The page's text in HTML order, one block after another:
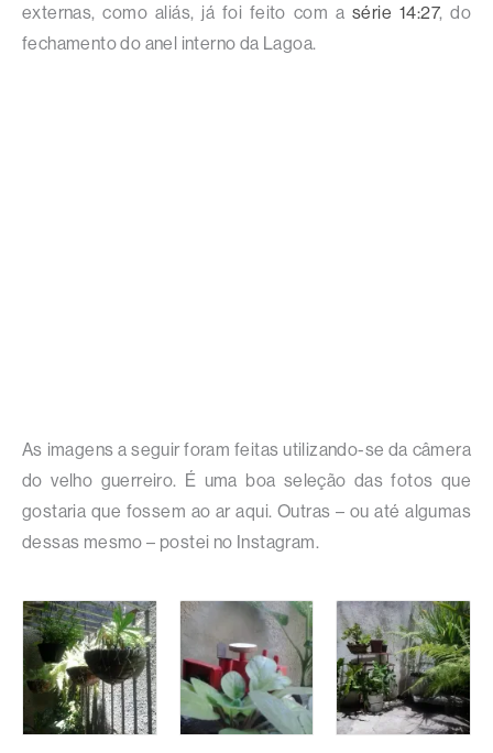
externas, como aliás, já foi feito com asérie 14:27, do
fechamento do anel interno da Lagoa.
As imagens a seguir foram feitas utilizando-se da câmera
do velho guerreiro. É uma boa seleção das fotos que
gostaria que fossem ao ar aqui. Outras – ou até algumas
dessas mesmo – postei no Instagram.